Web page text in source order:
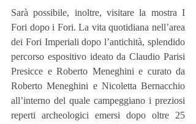
Sarà possibile, inoltre, visitare la mostra I
Fori dopo i Fori. La vita quotidiana nell’area
dei Fori Imperiali dopo l’antichità, splendido
percorso espositivo ideato da Claudio Parisi
Presicce e Roberto Meneghini e curato da
Roberto Meneghini e Nicoletta Bernacchio
all’interno del quale campeggiano i preziosi
reperti archeologici emersi dopo oltre 25